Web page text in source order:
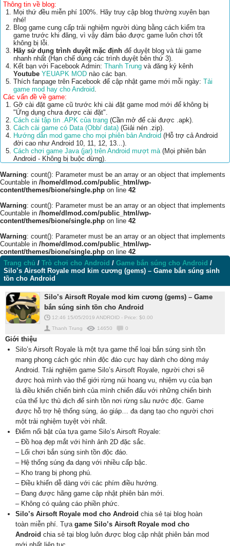
Thông tin về blog:
Mọi thứ đều miễn phí 100%. Hãy truy cập blog thường xuyên bạn
nhé!
Blog game cung cấp trải nghiệm người dùng bằng cách kiểm tra
game trước khi đăng, vì vậy đảm bảo được game luôn chơi tốt
không bị lỗi.
Hãy sử dụng trình duyệt mặc định để duyệt blog và tải game
nhanh nhất (Hạn chế dùng các trình duyệt bên thứ 3).
Kết bạn với Facebook Admin: Thanh Trung và đăng ký kênh
Youtube YEUAPK MOD nào các bạn.
Thích fanpage trên Facebook để cập nhật game mới mỗi ngày: Tải
game mod hay cho Android.
Các vấn đề về game:
Gỡ cài đặt game cũ trước khi cài đặt game mod mới để không bị
"Ứng dụng chưa được cài đặt".
Cách cài tập tin .APK của trang (Cần mở để cài được .apk).
Cách cài game có Data (Obb/ data) (Giải nén .zip).
Hướng dẫn mod game cho mọi phiên bản Android (Hỗ trợ cả Android
đời cao như Android 10, 11, 12, 13...).
Cách chơi game Java (jar) trên Android mượt mà(Mọi phiên bản
Android - Không bị buộc dừng).
Warning: count(): Parameter must be an array or an object that implements
Countable in /home/dlmod.com/public_html/wp-
content/themes/bione/single.php on line 42
Warning: count(): Parameter must be an array or an object that implements
Countable in /home/dlmod.com/public_html/wp-
content/themes/bione/single.php on line 42
Warning: count(): Parameter must be an array or an object that implements
Countable in /home/dlmod.com/public_html/wp-
content/themes/bione/single.php on line 42
Trang chủ / Trò chơi cho Android / Game bắn súng cho Android /
Silo’s Airsoft Royale mod kim cương (gems) – Game bắn súng sinh
tồn cho Android
Silo’s Airsoft Royale mod kim cương (gems) – Game
bắn súng sinh tồn cho Android
12:46 15/05/2019 ANDROID - Price: $0.00
Thanh Trung
14650 0
Giới thiệu
Silo’s Airsoft Royale là một tựa game thể loại bắn súng sinh tồn
mang phong cách góc nhìn độc đáo cực hay dành cho dòng máy
Android. Trải nghiệm game Silo’s Airsoft Royale, người chơi sẽ
được hoà mình vào thế giới rừng núi hoang vu, nhiệm vụ của bạn
là điều khiển chiến binh của mình chiến đấu với những chiến binh
của thế lực thù địch để sinh tồn nơi rừng sâu nước độc. Game
được hỗ trợ hệ thống súng, áo giáp… đa dạng tạo cho người chơi
một trải nghiệm tuyệt vời nhất.
Điểm nổi bật của tựa game Silo’s Airsoft Royale:
– Đồ hoạ đẹp mắt với hình ảnh 2D đặc sắc.
– Lối chơi bắn súng sinh tồn độc đáo.
– Hệ thống súng đa dạng với nhiều cấp bậc.
– Kho trang bị phong phú.
– Điều khiển dễ dàng với các phím điều hướng.
– Đang được hãng game cập nhật phiên bản mới.
– Không có quảng cáo phiền phức.
Silo’s Airsoft Royale mod cho Android chia sẻ tại blog hoàn
toàn miễn phí. Tựa game Silo’s Airsoft Royale mod cho
Android chia sẻ tại blog luôn được blog cập nhật phiên bản mod